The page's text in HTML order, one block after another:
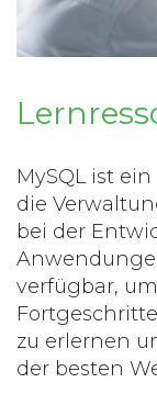
MySQL ist
die
bei der
verfügbar,
zu erlernen
der besten